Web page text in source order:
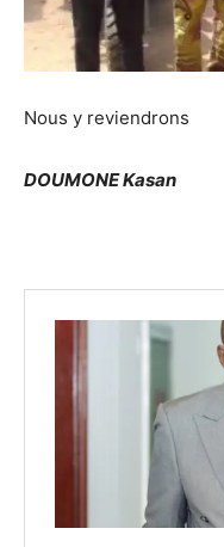
Nous y reviendrons
DOUMONE Kasan